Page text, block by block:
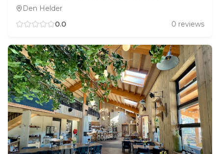
Den Helder
0.0 0 reviews